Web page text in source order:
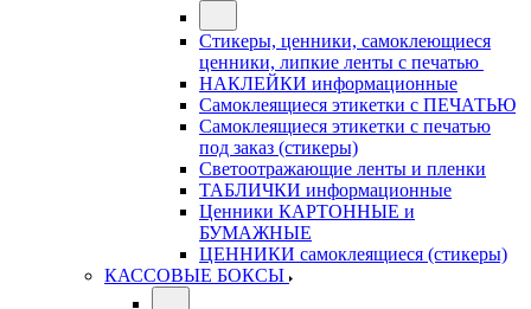
Стикеры, ценники, самоклеющиеся
ценники, липкие ленты с печатью
НАКЛЕЙКИ информационные
Самоклеящиеся этикетки с ПЕЧАТЬЮ
Самоклеящиеся этикетки с печатью
под заказ (стикеры)
Светоотражающие ленты и пленки
ТАБЛИЧКИ информационные
Ценники КАРТОННЫЕ и
БУМАЖНЫЕ
ЦЕННИКИ самоклеящиеся (стикеры)
КАССОВЫЕ БОКСЫ